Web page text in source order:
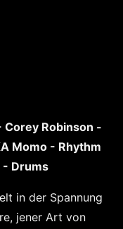
Corey Robinson -
Momo - Rhythm
- Drums
in der Spannung
jener Art von